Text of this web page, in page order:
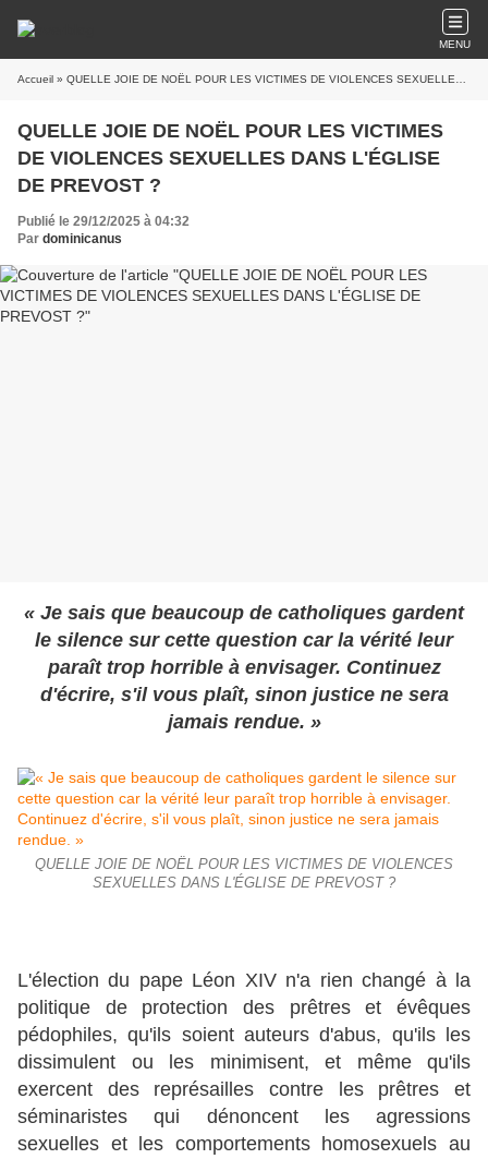
MENU
Accueil » QUELLE JOIE DE NOËL POUR LES VICTIMES DE VIOLENCES SEXUELLES DANS L'ÉGLISE DE PREVOST ?
QUELLE JOIE DE NOËL POUR LES VICTIMES
DE VIOLENCES SEXUELLES DANS L'ÉGLISE
DE PREVOST ?
Publié le 29/12/2025 à 04:32
Par dominicanus
« Je sais que beaucoup de catholiques gardent
le silence sur cette question car la vérité leur
paraît trop horrible à envisager. Continuez
d'écrire, s'il vous plaît, sinon justice ne sera
jamais rendue. »
QUELLE JOIE DE NOËL POUR LES VICTIMES DE VIOLENCES
SEXUELLES DANS L'ÉGLISE DE PREVOST ?
L'élection du pape Léon XIV n'a rien changé à la
politique de protection des prêtres et évêques
pédophiles, qu'ils soient auteurs d'abus, qu'ils les
dissimulent ou les minimisent, et même qu'ils
exercent des représailles contre les prêtres et
séminaristes qui dénoncent les agressions
sexuelles et les comportements homosexuels au